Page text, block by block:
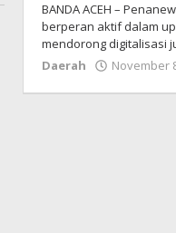
BANDA ACEH –
berperan aktif dalam
mendorong digitalisasi
Daerah
November